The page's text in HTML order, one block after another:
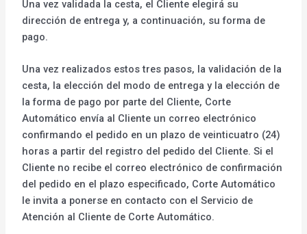
Una vez validada la cesta, el Cliente elegirá su
dirección de entrega y, a continuación, su forma de
pago.
Una vez realizados estos tres pasos, la validación de la
cesta, la elección del modo de entrega y la elección de
la forma de pago por parte del Cliente, Corte
Automático envía al Cliente un correo electrónico
confirmando el pedido en un plazo de veinticuatro (24)
horas a partir del registro del pedido del Cliente. Si el
Cliente no recibe el correo electrónico de confirmación
del pedido en el plazo especificado, Corte Automático
le invita a ponerse en contacto con el Servicio de
Atención al Cliente de Corte Automático.